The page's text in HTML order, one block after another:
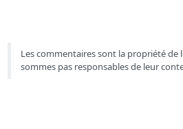
Les commentaires sont la propriété de
sommes pas responsables de leur